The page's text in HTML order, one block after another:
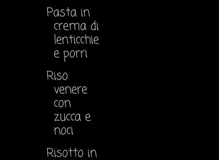
Pasta in
crema di
lenticchie
e porri
Riso
venere
con
zucca e
noci
Risotto in